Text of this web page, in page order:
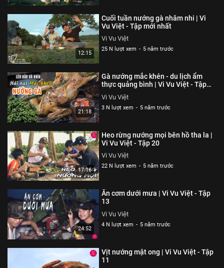
12:15
Cuối tuần nướng gà nhâm nhi | Vi
Vu Việt - Tập mới nhất
Vi Vu Việt
25 N lượt xem - 5 năm trước
21:18
Gà nướng mắc khén - du lịch ẩm
thực quảng bình | Vi Vu Việt - Tập
59
Vi Vu Việt
3 N lượt xem - 5 năm trước
17:16
Heo rừng nướng mọi bên hồ tha la |
Vi Vu Việt - Tập 20
Vi Vu Việt
22 N lượt xem - 5 năm trước
24:52
Ăn cơm dưới mưa | Vi Vu Việt - Tập
13
Vi Vu Việt
4 N lượt xem - 5 năm trước
Vịt nướng mật ong | Vi Vu Việt - Tập
11